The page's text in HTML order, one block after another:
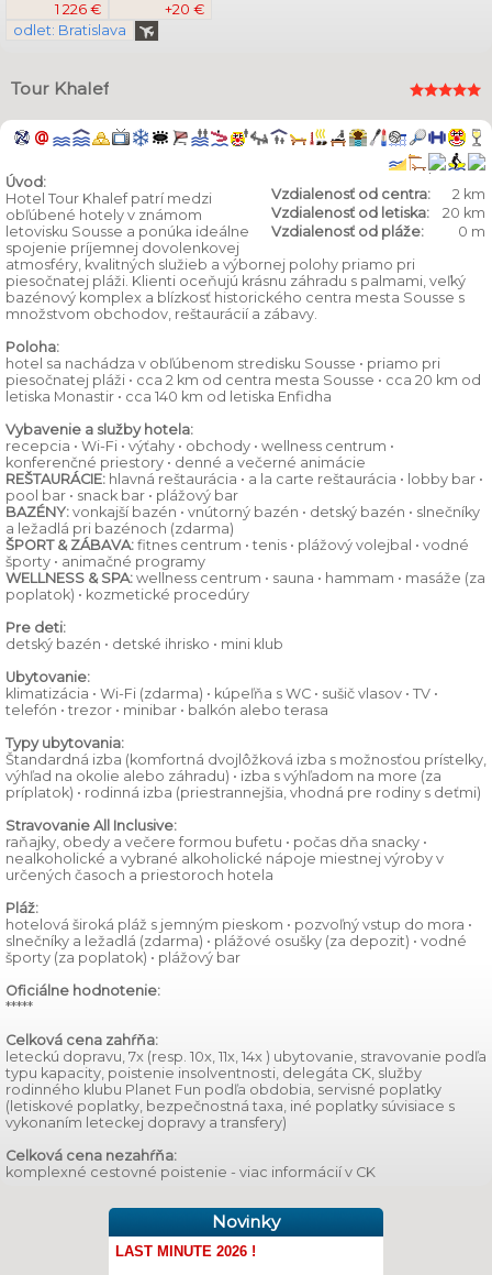
1 226 €
+20 €
odlet: Bratislava
Tour Khalef
Vzdialenosť od centra:
2 km
Vzdialenosť od letiska:
20 km
Vzdialenosť od pláže:
0 m
Úvod:
Hotel Tour Khalef patrí medzi
obľúbené hotely v známom
letovisku Sousse a ponúka ideálne
spojenie príjemnej dovolenkovej
atmosféry, kvalitných služieb a výbornej polohy priamo pri
piesočnatej pláži. Klienti oceňujú krásnu záhradu s palmami, veľký
bazénový komplex a blízkosť historického centra mesta Sousse s
množstvom obchodov, reštaurácií a zábavy.
Poloha:
hotel sa nachádza v obľúbenom stredisku Sousse • priamo pri
piesočnatej pláži • cca 2 km od centra mesta Sousse • cca 20 km od
letiska Monastir • cca 140 km od letiska Enfidha
Vybavenie a služby hotela:
recepcia • Wi-Fi • výťahy • obchody • wellness centrum •
konferenčné priestory • denné a večerné animácie
REŠTAURÁCIE: hlavná reštaurácia • a la carte reštaurácia • lobby bar •
pool bar • snack bar • plážový bar
BAZÉNY: vonkajší bazén • vnútorný bazén • detský bazén • slnečníky
a ležadlá pri bazénoch (zdarma)
ŠPORT & ZÁBAVA: fitnes centrum • tenis • plážový volejbal • vodné
športy • animačné programy
WELLNESS & SPA: wellness centrum • sauna • hammam • masáže (za
poplatok) • kozmetické procedúry
Pre deti:
detský bazén • detské ihrisko • mini klub
Ubytovanie:
klimatizácia • Wi-Fi (zdarma) • kúpeľňa s WC • sušič vlasov • TV •
telefón • trezor • minibar • balkón alebo terasa
Typy ubytovania:
Štandardná izba (komfortná dvojlôžková izba s možnosťou prístelky,
výhľad na okolie alebo záhradu) • izba s výhľadom na more (za
príplatok) • rodinná izba (priestrannejšia, vhodná pre rodiny s deťmi)
Stravovanie All Inclusive:
raňajky, obedy a večere formou bufetu • počas dňa snacky •
nealkoholické a vybrané alkoholické nápoje miestnej výroby v
určených časoch a priestoroch hotela
Pláž:
hotelová široká pláž s jemným pieskom • pozvoľný vstup do mora •
slnečníky a ležadlá (zdarma) • plážové osušky (za depozit) • vodné
športy (za poplatok) • plážový bar
Oficiálne hodnotenie:
*****
Celková cena zahŕňa:
leteckú dopravu, 7x (resp. 10x, 11x, 14x ) ubytovanie, stravovanie podľa
typu kapacity, poistenie insolventnosti, delegáta CK, služby
rodinného klubu Planet Fun podľa obdobia, servisné poplatky
(letiskové poplatky, bezpečnostná taxa, iné poplatky súvisiace s
vykonaním leteckej dopravy a transfery)
Celková cena nezahŕňa:
komplexné cestovné poistenie - viac informácií v CK
Novinky
LAST MINUTE 2026 !